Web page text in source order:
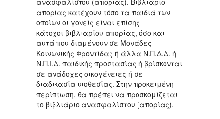
απορίας κατέχουν τόσο τα παιδιά των
οποίων οι γονείς είναι επίσης
κάτοχοι βιβλιαρίου απορίας, όσο και
αυτά που διαμένουν σε Μονάδες
Κοινωνικής Φροντίδας ή άλλα Ν.Π.Δ.Δ. ή
Ν.Π.Ι.Δ. παιδικής προστασίας ή βρίσκονται
σε ανάδοχες οικογένειες ή σε
διαδικασία υιοθεσίας. Στην προκειμένη
περίπτωση, θα πρέπει να προσκομίζεται
το βιβλιάριο ανασφαλίστου (απορίας).